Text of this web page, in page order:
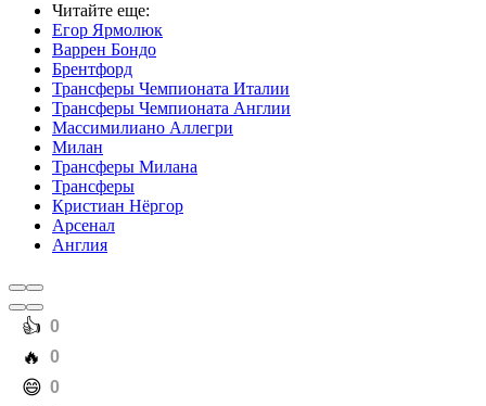
Читайте еще:
Егор Ярмолюк
Варрен Бондо
Брентфорд
Трансферы Чемпионата Италии
Трансферы Чемпионата Англии
Массимилиано Аллегри
Милан
Трансферы Милана
Трансферы
Кристиан Нёргор
Арсенал
Англия
️👍 0
️🔥 0
️😄 0